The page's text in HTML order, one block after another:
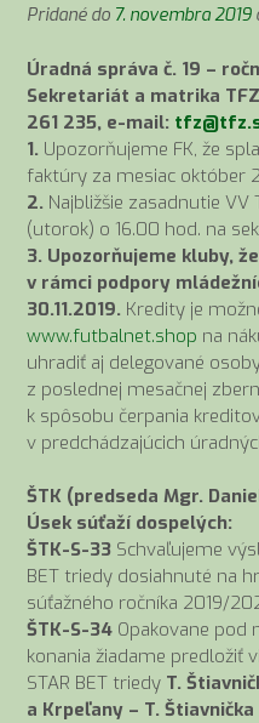
Pridané do 7. novembra 2019
Úradná správa č. 19 –
Sekretariát a matrika
261 235, e-mail:
1. Upozorňujeme FK, že
faktúry za mesiac október
2. Najbližšie zasadnutie VV
(utorok) o 16.00 hod. na
3. Upozorňujeme kluby,
v rámci podpory
30.11.2019. Kredity je
www.futbalnet.shop na
uhradiť aj delegované
z poslednej mesačnej
k spôsobu čerpania
v predchádzajúcich
ŠTK (predseda Mgr.
Úsek súťaží dospelých:
ŠTK-S-33 Schvaľujeme
BET triedy dosiahnuté na
súťažného ročníka 2019/
ŠTK-S-34 Opakovane pod
konania žiadame predložiť
STAR BET triedy T.
a Krpeľany – T. Štiavnička